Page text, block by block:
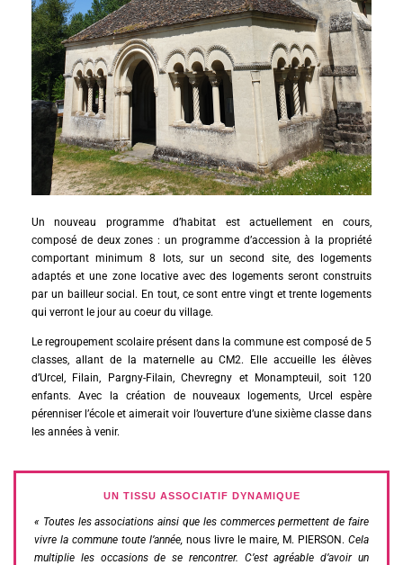
Un nouveau programme d’habitat est actuellement en cours,
composé de deux zones : un programme d’accession à la propriété
comportant minimum 8 lots, sur un second site, des logements
adaptés et une zone locative avec des logements seront construits
par un bailleur social. En tout, ce sont entre vingt et trente logements
qui verront le jour au coeur du village.
Le regroupement scolaire présent dans la commune est composé de 5
classes, allant de la maternelle au CM2. Elle accueille les élèves
d’Urcel, Filain, Pargny-Filain, Chevregny et Monampteuil, soit 120
enfants. Avec la création de nouveaux logements, Urcel espère
pérenniser l’école et aimerait voir l’ouverture d’une sixième classe dans
les années à venir.
UN TISSU ASSOCIATIF DYNAMIQUE
« Toutes les associations ainsi que les commerces permettent de faire
vivre la commune toute l’année, nous livre le maire, M. PIERSON. Cela
multiplie les occasions de se rencontrer. C’est agréable d’avoir un